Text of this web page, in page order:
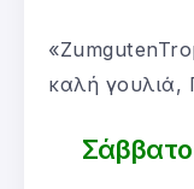
καλή γουλιά,
Σάββατο